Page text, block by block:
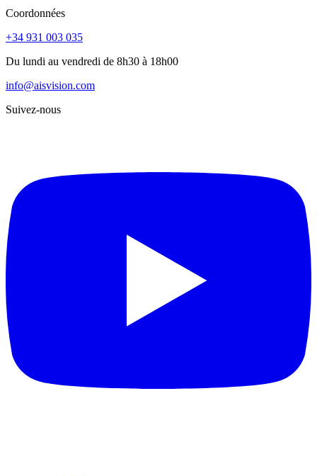
Coordonnées
+34 931 003 035
Du lundi au vendredi de 8h30 à 18h00
info@aisvision.com
Suivez-nous